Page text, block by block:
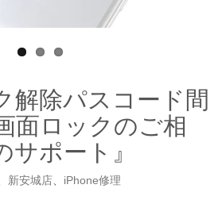
解除パスコード間
面ロックのご相
サポート』
新安城店
iPhone修理